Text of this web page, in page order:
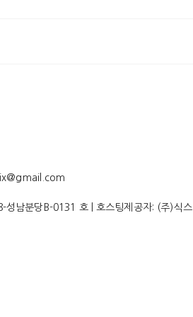
성남분당B-0131 호| 호스팅제공자: (주)식